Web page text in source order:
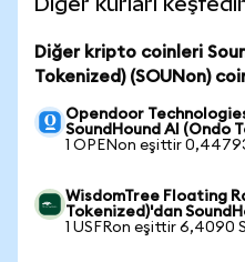
Diğer kripto coinleri
Tokenized) (SOUNon)
Opendoor
SoundHound AI (Ondo
1 OPENon eşittir
WisdomTree Floating
Tokenized)'dan
1 USFRon eşittir 6,4090